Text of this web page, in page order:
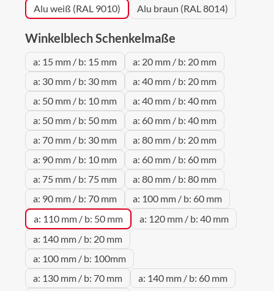
Alu weiß (RAL 9010)
Alu braun (RAL 8014)
Winkelblech Schenkelmaße
a: 15 mm / b: 15 mm
a: 20 mm / b: 20 mm
a: 30 mm / b: 30 mm
a: 40 mm / b: 20 mm
a: 50 mm / b: 10 mm
a: 40 mm / b: 40 mm
a: 50 mm / b: 50 mm
a: 60 mm / b: 40 mm
a: 70 mm / b: 30 mm
a: 80 mm / b: 20 mm
a: 90 mm / b: 10 mm
a: 60 mm / b: 60 mm
a: 75 mm / b: 75 mm
a: 80 mm / b: 80 mm
a: 90 mm / b: 70 mm
a: 100 mm / b: 60 mm
a: 110 mm / b: 50 mm
a: 120 mm / b: 40 mm
a: 140 mm / b: 20 mm
a: 100 mm / b: 100mm
a: 130 mm / b: 70 mm
a: 140 mm / b: 60 mm